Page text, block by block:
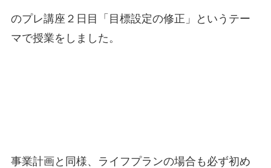
のプレ講座２日目「目標設定の修正」というテー
マで授業をしました。
事業計画と同様、ライフプランの場合も必ず初め